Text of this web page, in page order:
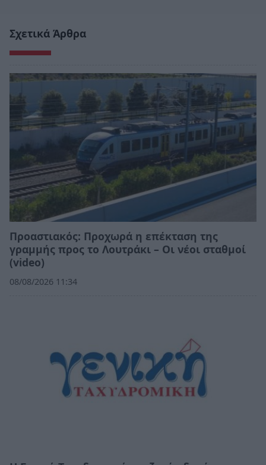
Σχετικά Άρθρα
Προαστιακός: Προχωρά η επέκταση της
γραμμής προς το Λουτράκι – Οι νέοι σταθμοί
(video)
08/08/2026 11:34